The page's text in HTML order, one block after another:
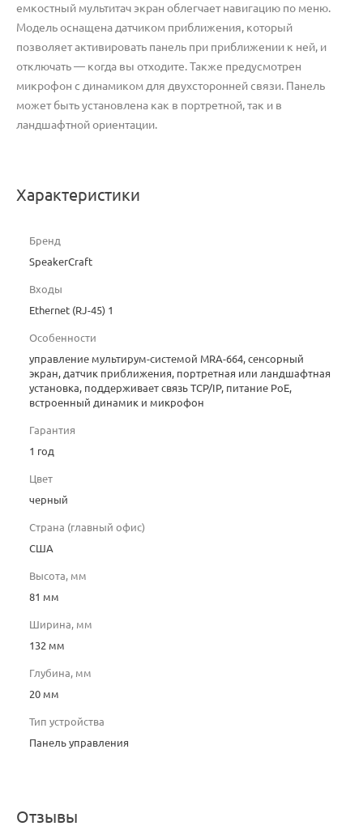
емкостный мультитач экран облегчает навигацию по меню.
Модель оснащена датчиком приближения, который
позволяет активировать панель при приближении к ней, и
отключать — когда вы отходите. Также предусмотрен
микрофон с динамиком для двухсторонней связи. Панель
может быть установлена как в портретной, так и в
ландшафтной ориентации.
Характеристики
Бренд
SpeakerCraft
Входы
Ethernet (RJ-45) 1
Особенности
управление мультирум-системой MRA-664, сенсорный
экран, датчик приближения, портретная или ландшафтная
установка, поддерживает связь TCP/IP, питание PoE,
встроенный динамик и микрофон
Гарантия
1 год
Цвет
черный
Страна (главный офис)
США
Высота, мм
81 мм
Ширина, мм
132 мм
Глубина, мм
20 мм
Тип устройства
Панель управления
Отзывы